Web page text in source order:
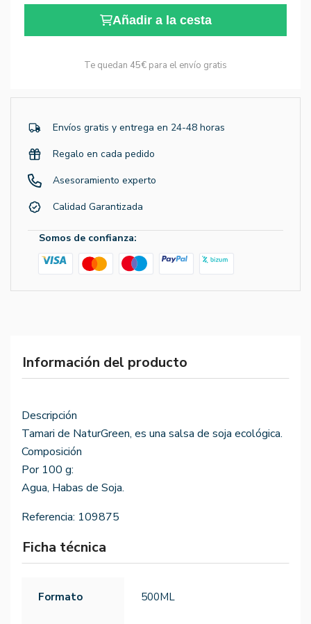
Añadir a la cesta
Te quedan 45€ para el envío gratis
Envíos gratis y entrega en 24-48 horas
Regalo en cada pedido
Asesoramiento experto
Calidad Garantizada
Somos de confianza:
Información del producto
Descripción
Tamari de NaturGreen, es una salsa de soja ecológica.
Composición
Por 100 g:
Agua, Habas de Soja.
Referencia: 109875
Ficha técnica
Formato 500ML